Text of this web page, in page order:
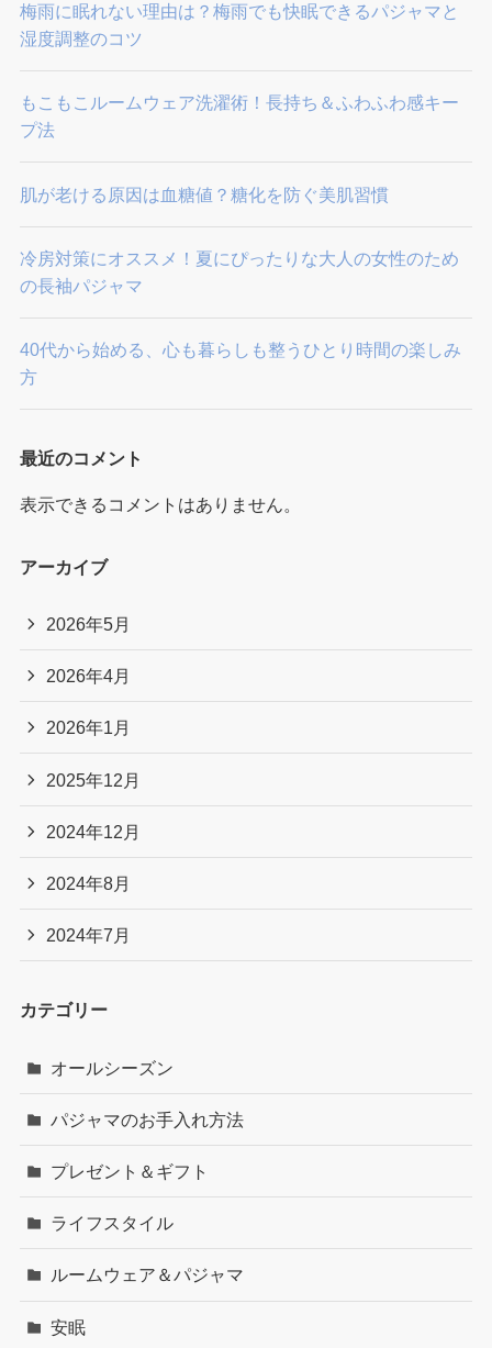
梅雨に眠れない理由は？梅雨でも快眠できるパジャマと
湿度調整のコツ
もこもこルームウェア洗濯術！長持ち＆ふわふわ感キー
プ法
肌が老ける原因は血糖値？糖化を防ぐ美肌習慣
冷房対策にオススメ！夏にぴったりな大人の女性のため
の長袖パジャマ
40代から始める、心も暮らしも整うひとり時間の楽しみ
方
最近のコメント
表示できるコメントはありません。
アーカイブ
2026年5月
2026年4月
2026年1月
2025年12月
2024年12月
2024年8月
2024年7月
カテゴリー
オールシーズン
パジャマのお手入れ方法
プレゼント＆ギフト
ライフスタイル
ルームウェア＆パジャマ
安眠